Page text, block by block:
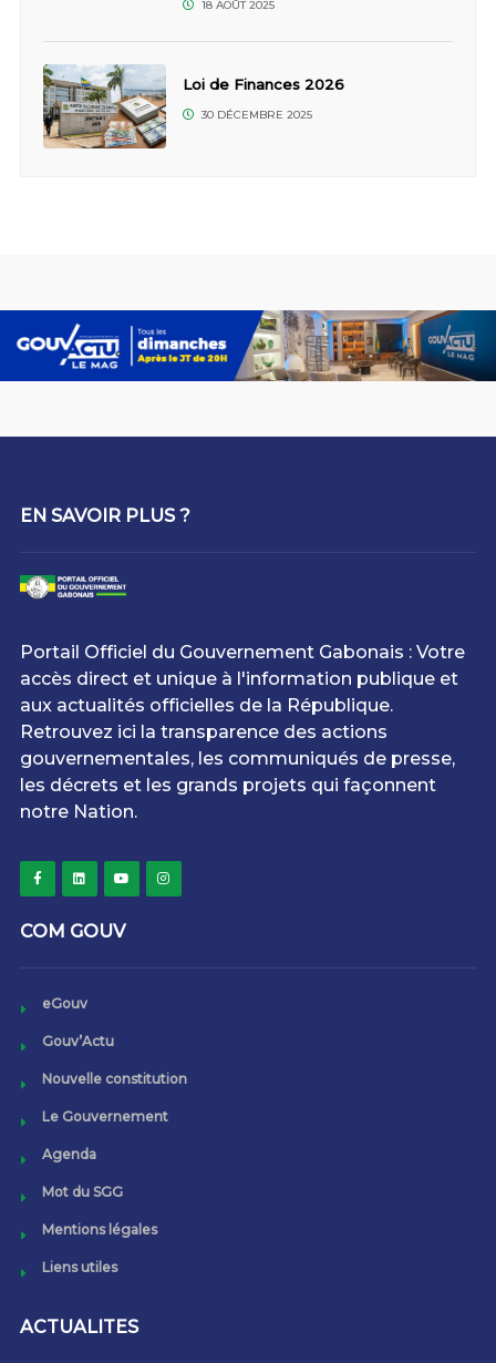
18 AOÛT 2025
Loi de Finances 2026
30 DÉCEMBRE 2025
EN SAVOIR PLUS ?
Portail Officiel du Gouvernement Gabonais : Votre
accès direct et unique à l'information publique et
aux actualités officielles de la République.
Retrouvez ici la transparence des actions
gouvernementales, les communiqués de presse,
les décrets et les grands projets qui façonnent
notre Nation.
COM GOUV
eGouv
Gouv’Actu
Nouvelle constitution
Le Gouvernement
Agenda
Mot du SGG
Mentions légales
Liens utiles
ACTUALITES